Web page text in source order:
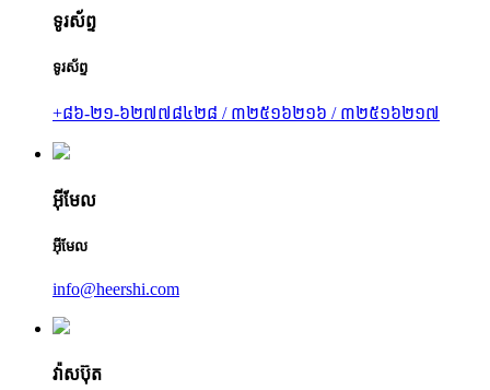
ទូរស័ព្ទ
ទូរស័ព្ទ
+៨៦-២១-៦២៧៧៨៤២៨ / ៣២៥១៦២១៦ / ៣២៥១៦២១៧
អ៊ីមែល
អ៊ីមែល
info@heershi.com
វ៉ាសប៊ុត